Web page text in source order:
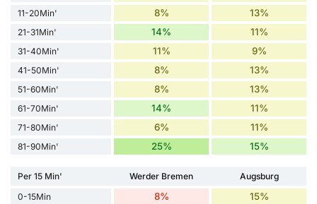
11-20Min' 8% 13%
21-31Min' 14% 11%
31-40Min' 11% 9%
41-50Min' 8% 13%
51-60Min' 8% 13%
61-70Min' 14% 11%
71-80Min' 6% 11%
81-90Min' 25% 15%
Per 15 Min' Werder Bremen
Augsburg
0-15Min
8% 15%